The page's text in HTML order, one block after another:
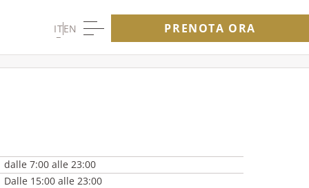
ITEN PRENOTA ORA
indimenticabile.
dalle 7:00 alle 23:00
Dalle 15:00 alle 23:00